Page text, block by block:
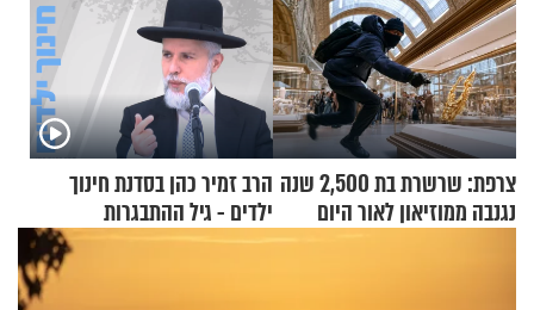
צרפת: שרשרת בת 2,500 שנה
נגנבה ממוזיאון לאור היום
הרב זמיר כהן בסדנת חינוך
ילדים - גיל ההתבגרות